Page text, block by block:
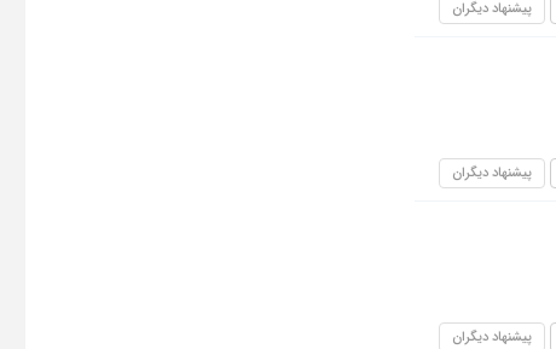
پیشنهاد دیگران
پیشنهاد دیگران
پیشنهاد دیگران